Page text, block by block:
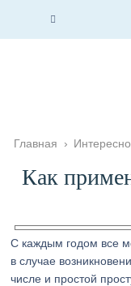
Главная ›
Как
С каждым годом все
в случае
числе и простой